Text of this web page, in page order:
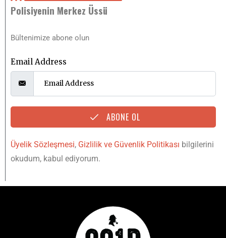
Polisiyenin Merkez Üssü
Bültenimize abone olun
Email Address
ABONE OL
Üyelik Sözleşmesi, Gizlilik ve Güvenlik Politikası bilgilerini
okudum, kabul ediyorum.